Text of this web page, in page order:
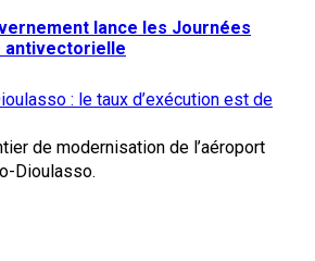
lance les Journées
antivectorielle
: le taux d’exécution est de